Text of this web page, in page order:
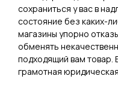
сохраниться у вас в
состояние без каких-
магазины упорно
обменять
подходящий вам товар.
грамотная